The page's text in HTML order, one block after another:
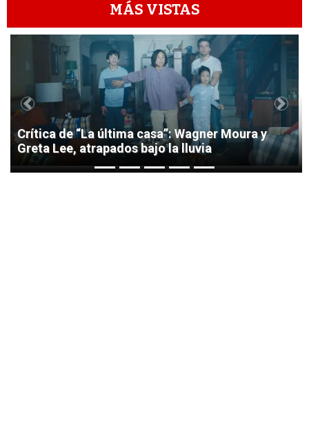
MÁS VISTAS
1
Crítica de “La última casa”: Wagner Moura y
Greta Lee, atrapados bajo la lluvia
Previous Next